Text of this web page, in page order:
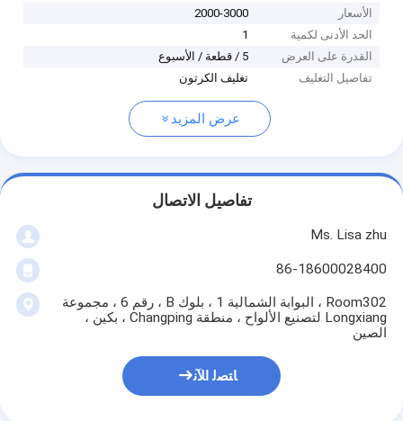
الأسعار
2000-3000
الحد الأدنى لكمية
1
القدرة على العرض
5 / قطعة / الأسبوع
تفاصيل التغليف
تغليف الكرتون
عرض المزيد
تفاصيل الاتصال
Ms. Lisa zhu
86-18600028400
Room302 ، البوابة الشمالية 1 ، بلوك B ، رقم 6 ، مجموعة
Longxiang لتصنيع الألواح ، منطقة Changping ، بكين ،
الصين
ﺎﺘﺼﻟ ﺍﻶﻧ